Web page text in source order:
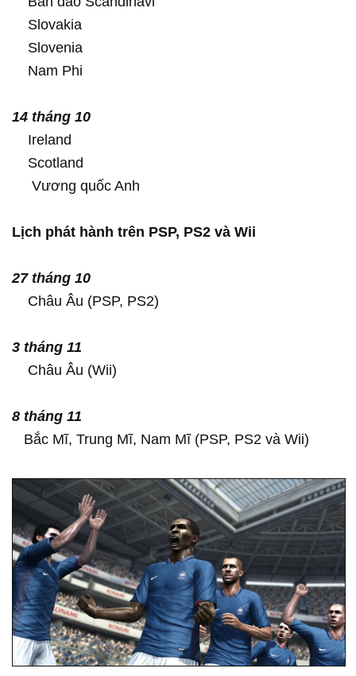
Slovakia
Slovenia
Nam Phi
14 tháng 10
Ireland
Scotland
Vương quốc Anh
Lịch phát hành trên PSP, PS2 và Wii
27 tháng 10
Châu Âu (PSP, PS2)
3 tháng 11
Châu Âu (Wii)
8 tháng 11
Bắc Mĩ, Trung Mĩ, Nam Mĩ (PSP, PS2 và Wii)